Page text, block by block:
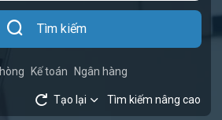
Tìm kiếm
Kế toán Ngân hàng
Tạo lại Tìm kiếm nâng cao